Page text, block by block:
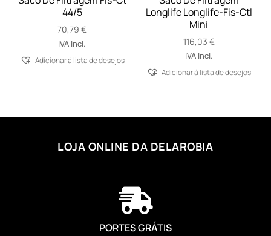
44/5
70,79€
IVA Incl.
Adicionar á lista de desejos
Longlife Longlife-Fis-Ctl
Mini
116,03 €
IVA Incl.
Adicionar á lista de desejos
LOJA ONLINE DA DELAROBIA

PORTES GRÁTIS